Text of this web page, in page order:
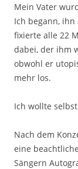
Mein Vater
Ich begann, ihn
fixierte alle 22
dabei, der ihm
obwohl er
mehr los.
Ich wollte
Nach dem
eine
Sängern